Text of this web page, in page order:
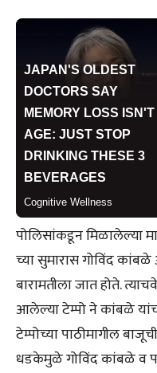
पोलिसांकडून मिळालेल्या
च्या सुमारास गोविंद
बारामतीला जात होते.
आलेल्या टेम्पो ने कांबळे
टेम्पोच्या पाठीमागील
धडकेमुळे गोविंद कांबळे व